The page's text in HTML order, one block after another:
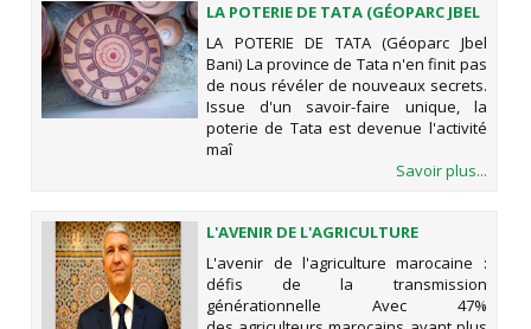
LA POTERIE DE TATA (GÉOPARC JBEL
BANI)
LA POTERIE DE TATA (Géoparc Jbel
Bani) La province de Tata n'en finit pas
de nous révéler de nouveaux secrets.
Issue d'un savoir-faire unique, la
poterie de Tata est devenue l'activité
maî
Savoir plus...
L'AVENIR DE L'AGRICULTURE
MAROCAINE : DÉFIS DE LA
TRANSMISSION GÉNÉRATIONNELLE
L'avenir de l'agriculture marocaine :
défis de la transmission
générationnelle Avec 47%